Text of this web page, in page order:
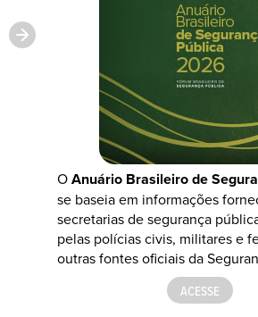
OAnuário Brasileiro de
se baseia em informações
secretarias de segurança
pelas polícias civis, militares e
outras fontes oficiais da
ACESSE